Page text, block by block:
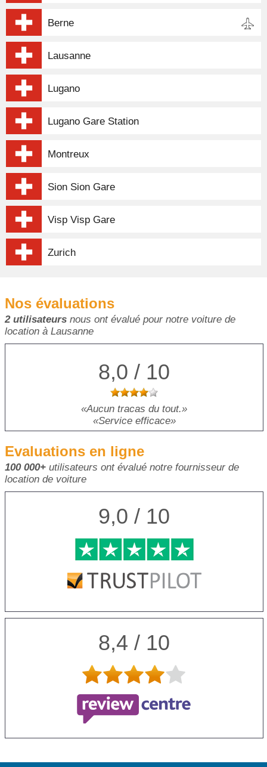
Berne
Lausanne
Lugano
Lugano Gare Station
Montreux
Sion Sion Gare
Visp Visp Gare
Zurich
Nos évaluations
2 utilisateurs nous ont évalué pour notre voiture de
location à Lausanne
8,0 / 10
Aucun tracas du tout.
Service efficace
Evaluations en ligne
100 000+ utilisateurs ont évalué notre fournisseur de
location de voiture
9,0 / 10
8,4 / 10